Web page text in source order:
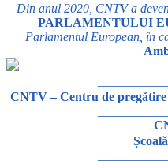
Din anul 2020, CNTV a
PARLAMENTULUI
Parlamentul European, în
CNTV – Centru de